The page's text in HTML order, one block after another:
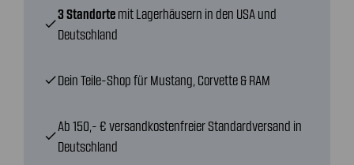
check
3 Standorte mit Lagerhäusern in den USA und
Deutschland
checkDein Teile-Shop für Mustang, Corvette & RAM
check
Ab 150,- € versandkostenfreier Standardversand in
Deutschland